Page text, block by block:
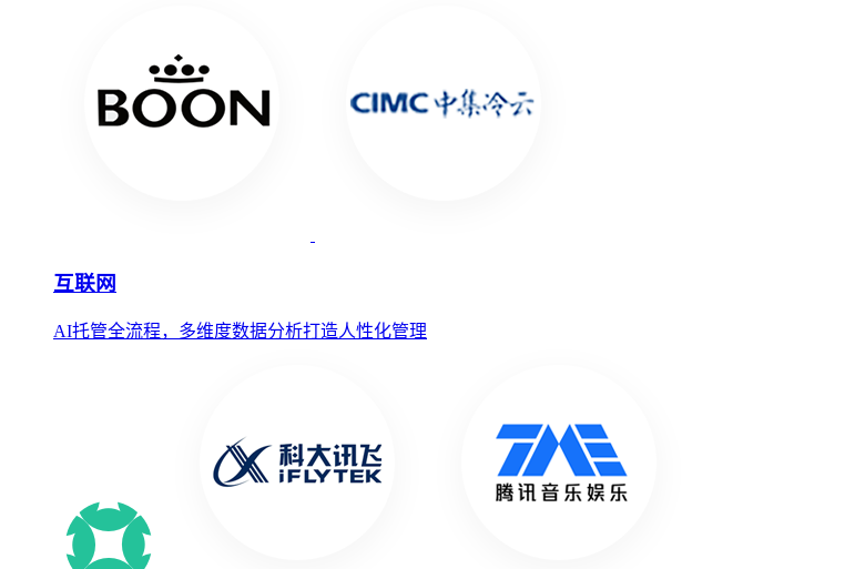
互联网
AI托管全流程，多维度数据分析打造人性化管理